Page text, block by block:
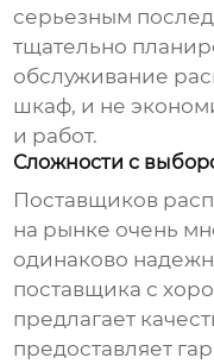
серьезным
тщательно
обслуживание
шкаф, и не
и работ.
Сложности с
Поставщиков
на рынке очень
одинаково
поставщика с
предлагает
предоставляет